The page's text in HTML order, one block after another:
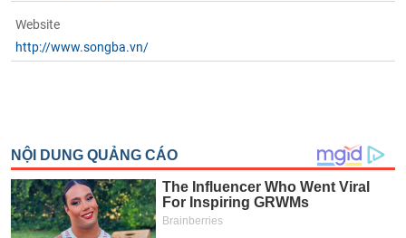
Website
http://www.songba.vn/